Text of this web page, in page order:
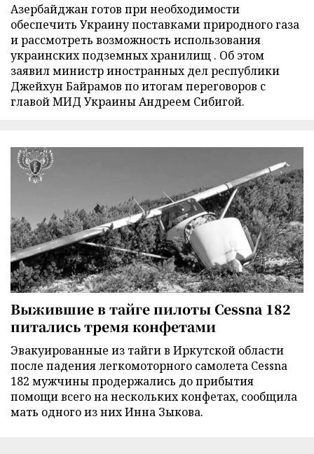
Азербайджан готов при необходимости
обеспечить Украину поставками природного газа
и рассмотреть возможность использования
украинских подземных хранилищ . Об этом
заявил министр иностранных дел республики
Джейхун Байрамов по итогам переговоров с
главой МИД Украины Андреем Сибигой.
Выжившие в тайге пилоты Cessna 182
питались тремя конфетами
Эвакуированные из тайги в Иркутской области
после падения легкомоторного самолета Cessna
182 мужчины продержались до прибытия
помощи всего на нескольких конфетах, сообщила
мать одного из них Инна Зыкова.